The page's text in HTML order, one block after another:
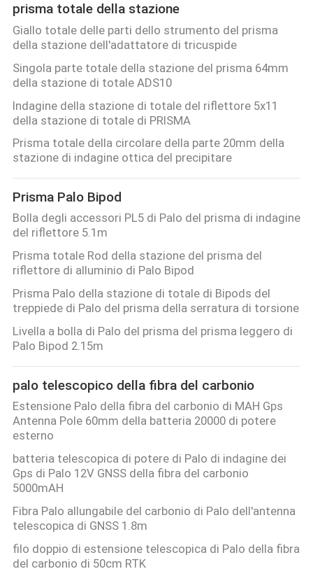
prisma totale della stazione
Giallo totale delle parti dello strumento del prisma
della stazione dell'adattatore di tricuspide
Singola parte totale della stazione del prisma 64mm
della stazione di totale ADS10
Indagine della stazione di totale del riflettore 5x11
della stazione di totale di PRISMA
Prisma totale della circolare della parte 20mm della
stazione di indagine ottica del precipitare
Prisma Palo Bipod
Bolla degli accessori PL5 di Palo del prisma di indagine
del riflettore 5.1m
Prisma totale Rod della stazione del prisma del
riflettore di alluminio di Palo Bipod
Prisma Palo della stazione di totale di Bipods del
treppiede di Palo del prisma della serratura di torsione
Livella a bolla di Palo del prisma del prisma leggero di
Palo Bipod 2.15m
palo telescopico della fibra del carbonio
Estensione Palo della fibra del carbonio di MAH Gps
Antenna Pole 60mm della batteria 20000 di potere
esterno
batteria telescopica di potere di Palo di indagine dei
Gps di Palo 12V GNSS della fibra del carbonio
5000mAH
Fibra Palo allungabile del carbonio di Palo dell'antenna
telescopica di GNSS 1.8m
filo doppio di estensione telescopica di Palo della fibra
del carbonio di 50cm RTK